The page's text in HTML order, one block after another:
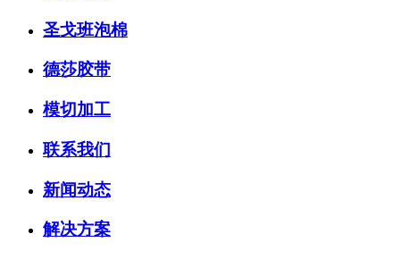
圣戈班泡棉
德莎胶带
模切加工
联系我们
新闻动态
解决方案